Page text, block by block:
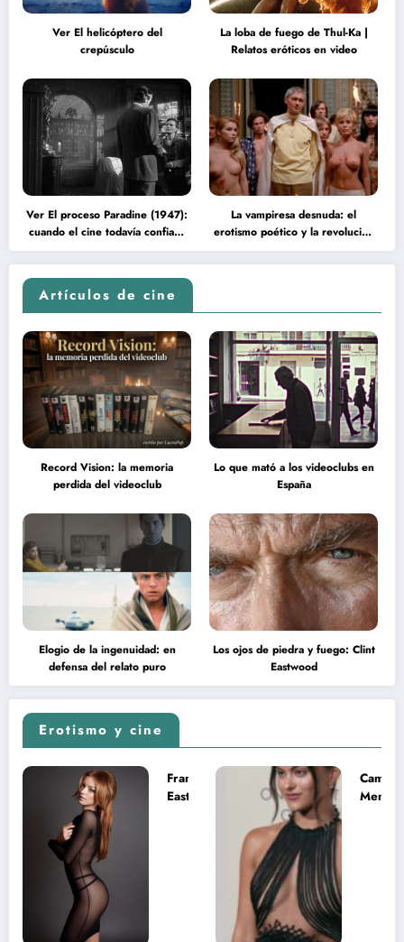
Ver El helicóptero del
crepúsculo
La loba de fuego de Thul-Ka |
Relatos eróticos en video
Ver El proceso Paradine (1947):
cuando el cine todavía confiaba
en la inteligencia del espectador
La vampiresa desnuda: el
erotismo poético y la revolución
psicodélica de Jean Rollin
Artículos de cine
Record Vision: la memoria
perdida del videoclub
Lo que mató a los videoclubs en
España
Elogio de la ingenuidad: en
defensa del relato puro
Los ojos de piedra y fuego: Clint
Eastwood
Erotismo y cine
Francesca
Eastwood y
Camila
Mendes